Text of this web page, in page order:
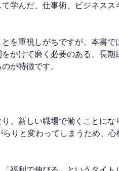
学んだ、仕事術、ビジネスス
を重視しがちですが、本書
かけて磨く必要のある、長期
が特徴です。
、新しい職場で働くことにな
りと変わってしまうため、心